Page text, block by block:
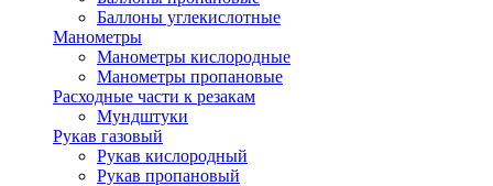
Баллоны углекислотные
Манометры
Манометры кислородные
Манометры пропановые
Расходные части к резакам
Мундштуки
Рукав газовый
Рукав кислородный
Рукав пропановый